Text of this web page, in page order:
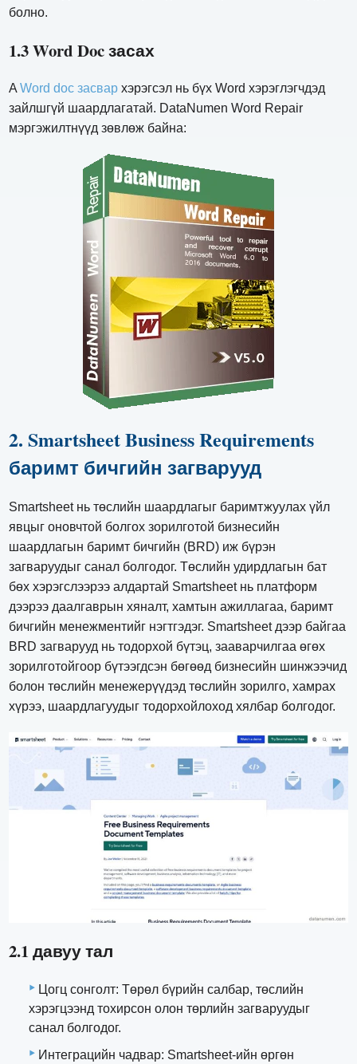
болно.
1.3 Word Doc засах
AWord doc засвар хэрэгсэл нь бүх Word хэрэглэгчдэд
зайлшгүй шаардлагатай. DataNumen Word Repair
мэргэжилтнүүд зөвлөж байна:
2. Smartsheet Business Requirements
баримт бичгийн загварууд
Smartsheet нь төслийн шаардлагыг баримтжуулах үйл
явцыг оновчтой болгох зорилготой бизнесийн
шаардлагын баримт бичгийн (BRD) иж бүрэн
загваруудыг санал болгодог. Төслийн удирдлагын бат
бөх хэрэгслээрээ алдартай Smartsheet нь платформ
дээрээ даалгаврын хяналт, хамтын ажиллагаа, баримт
бичгийн менежментийг нэгтгэдэг. Smartsheet дээр байгаа
BRD загварууд нь тодорхой бүтэц, зааварчилгаа өгөх
зорилготойгоор бүтээгдсэн бөгөөд бизнесийн шинжээчид
болон төслийн менежерүүдэд төслийн зорилго, хамрах
хүрээ, шаардлагуудыг тодорхойлоход хялбар болгодог.
2.1 давуу тал
Цогц сонголт: Төрөл бүрийн салбар, төслийн
хэрэгцээнд тохирсон олон төрлийн загваруудыг
санал болгодог.
Интеграцийн чадвар: Smartsheet-ийн өргөн